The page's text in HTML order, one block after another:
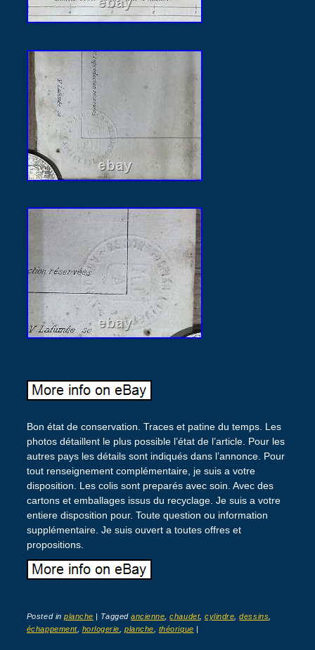
Bon état de conservation. Traces et patine du temps. Les
photos détaillent le plus possible l’état de l’article. Pour les
autres pays les détails sont indiqués dans l’annonce. Pour
tout renseignement complémentaire, je suis a votre
disposition. Les colis sont preparés avec soin. Avec des
cartons et emballages issus du recyclage. Je suis a votre
entiere disposition pour. Toute question ou information
supplémentaire. Je suis ouvert a toutes offres et
propositions.
Posted inplanche | Taggedancienne ,chaudet,cylindre ,dessins
échappement, horlogerie ,planche théorique |